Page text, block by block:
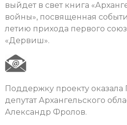
выйдет в свет книга
войны», посвященная
летию прихода первого
«Дервиш».
Поддержку проекту оказала
депутат Архангельского
Александр Фролов.